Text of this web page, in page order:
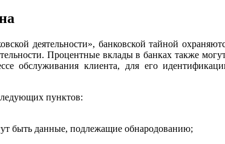
деятельности», банковской тайной
Процентные вклады в банках также
обслуживания клиента, для его
пунктов:
быть данные, подлежащие обнародованию;